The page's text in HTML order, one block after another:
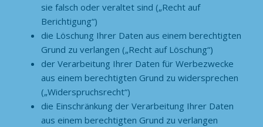
sie falsch oder veraltet sind („Recht auf
Berichtigung“)
die Löschung Ihrer Daten aus einem berechtigten
Grund zu verlangen („Recht auf Löschung“)
der Verarbeitung Ihrer Daten für Werbezwecke
aus einem berechtigten Grund zu widersprechen
(„Widerspruchsrecht“)
die Einschränkung der Verarbeitung Ihrer Daten
aus einem berechtigten Grund zu verlangen